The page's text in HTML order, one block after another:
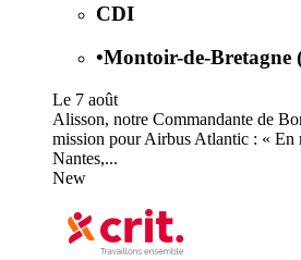
CDI
•Montoir-de-Bretagne
Le 7 août
Alisson, notre Commandante de
mission pour Airbus Atlantic : «
Nantes,...
New